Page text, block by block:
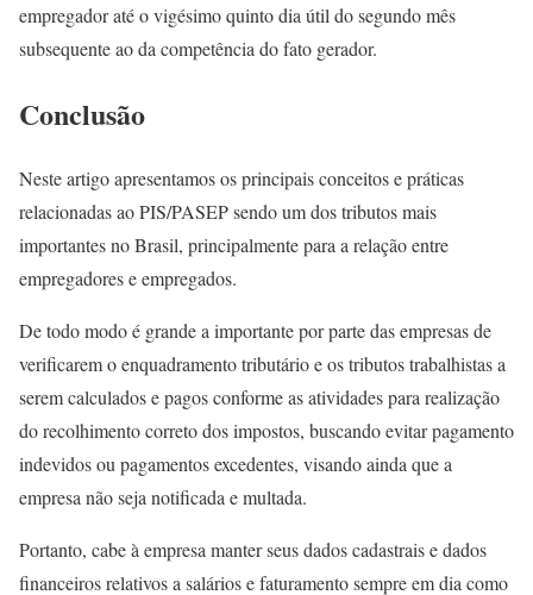
empregador até o vigésimo quinto dia útil do segundo mês
subsequente ao da competência do fato gerador.
Conclusão
Neste artigo apresentamos os principais conceitos e práticas
relacionadas ao PIS/PASEP sendo um dos tributos mais
importantes no Brasil, principalmente para a relação entre
empregadores e empregados.
De todo modo é grande a importante por parte das empresas de
verificarem o enquadramento tributário e os tributos trabalhistas a
serem calculados e pagos conforme as atividades para realização
do recolhimento correto dos impostos, buscando evitar pagamento
indevidos ou pagamentos excedentes, visando ainda que a
empresa não seja notificada e multada.
Portanto, cabe à empresa manter seus dados cadastrais e dados
financeiros relativos a salários e faturamento sempre em dia como